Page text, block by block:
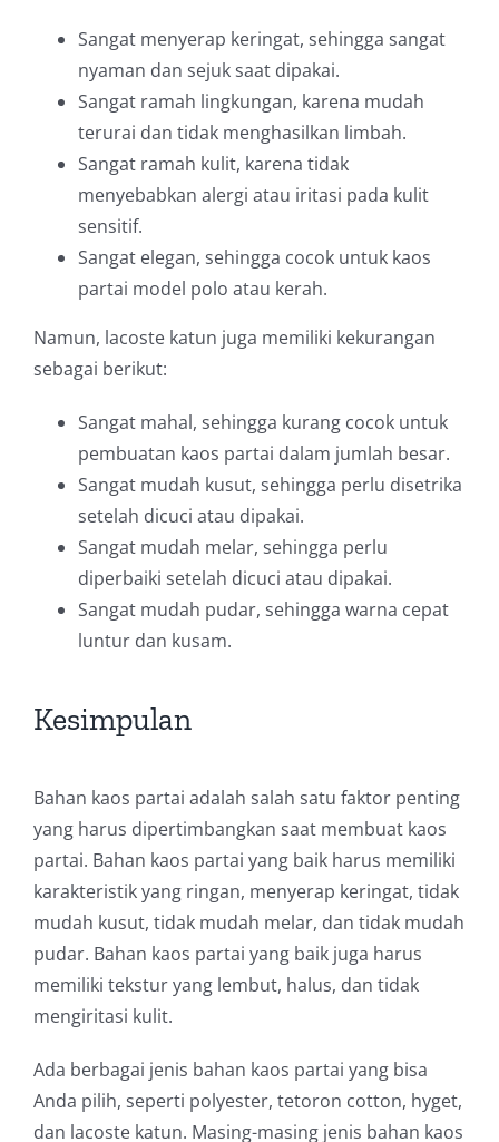
Sangat menyerap keringat, sehingga sangat
nyaman dan sejuk saat dipakai.
Sangat ramah lingkungan, karena mudah
terurai dan tidak menghasilkan limbah.
Sangat ramah kulit, karena tidak
menyebabkan alergi atau iritasi pada kulit
sensitif.
Sangat elegan, sehingga cocok untuk kaos
partai model polo atau kerah.
Namun, lacoste katun juga memiliki kekurangan
sebagai berikut:
Sangat mahal, sehingga kurang cocok untuk
pembuatan kaos partai dalam jumlah besar.
Sangat mudah kusut, sehingga perlu disetrika
setelah dicuci atau dipakai.
Sangat mudah melar, sehingga perlu
diperbaiki setelah dicuci atau dipakai.
Sangat mudah pudar, sehingga warna cepat
luntur dan kusam.
Kesimpulan
Bahan kaos partai adalah salah satu faktor penting
yang harus dipertimbangkan saat membuat kaos
partai. Bahan kaos partai yang baik harus memiliki
karakteristik yang ringan, menyerap keringat, tidak
mudah kusut, tidak mudah melar, dan tidak mudah
pudar. Bahan kaos partai yang baik juga harus
memiliki tekstur yang lembut, halus, dan tidak
mengiritasi kulit.
Ada berbagai jenis bahan kaos partai yang bisa
Anda pilih, seperti polyester, tetoron cotton, hyget,
dan lacoste katun. Masing-masing jenis bahan kaos